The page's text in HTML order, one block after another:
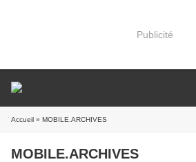
Publicité
Accueil » MOBILE.ARCHIVES
MOBILE.ARCHIVES